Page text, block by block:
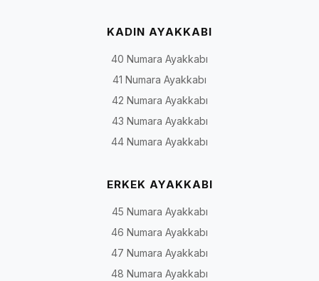
KADIN AYAKKABI
40 Numara Ayakkabı
41 Numara Ayakkabı
42 Numara Ayakkabı
43 Numara Ayakkabı
44 Numara Ayakkabı
ERKEK AYAKKABI
45 Numara Ayakkabı
46 Numara Ayakkabı
47 Numara Ayakkabı
48 Numara Ayakkabı